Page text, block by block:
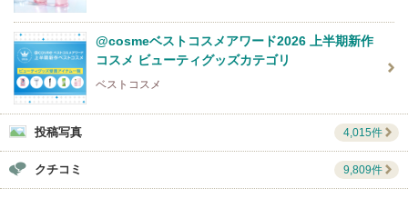
@cosmeベストコスメアワード2026 上半期新作
コスメ ビューティグッズカテゴリ
ベストコスメ
投稿写真 4,015件
クチコミ 9,809件